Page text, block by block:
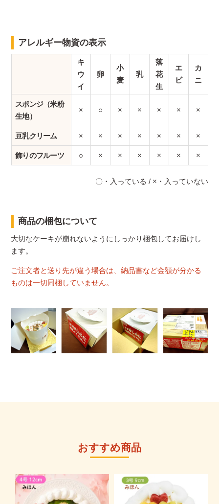
アレルギー物資の表示
キ
ウ
イ
卵
小
麦
乳
落
花
生
エ
ビ
カ
ニ
スポンジ（米粉
生地）
× ○ × × × × ×
豆乳クリーム × × × × × × ×
飾りのフルーツ ○ × × × × × ×
〇・入っている / ×・入っていない
商品の梱包について
大切なケーキが崩れないようにしっかり梱包してお届けし
ます。
ご注文者と送り先が違う場合は、納品書など金額が分かる
ものは一切同梱していません。
おすすめ商品